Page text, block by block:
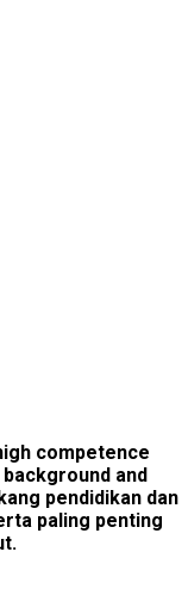
competence
and
pendidikan dan
paling penting